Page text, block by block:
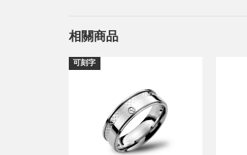
相關商品
可刻字